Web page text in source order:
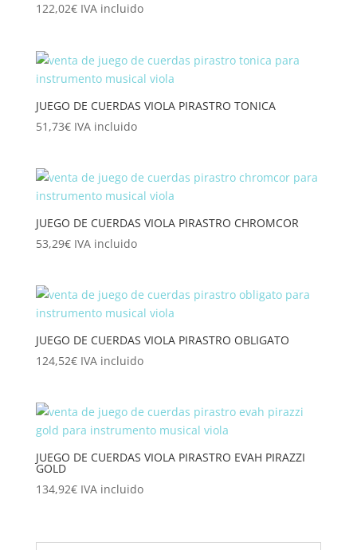
122,02€ IVA incluido
JUEGO DE CUERDAS VIOLA PIRASTRO TONICA
51,73€ IVA incluido
JUEGO DE CUERDAS VIOLA PIRASTRO CHROMCOR
53,29€ IVA incluido
JUEGO DE CUERDAS VIOLA PIRASTRO OBLIGATO
124,52€ IVA incluido
JUEGO DE CUERDAS VIOLA PIRASTRO EVAH PIRAZZI
GOLD
134,92€ IVA incluido